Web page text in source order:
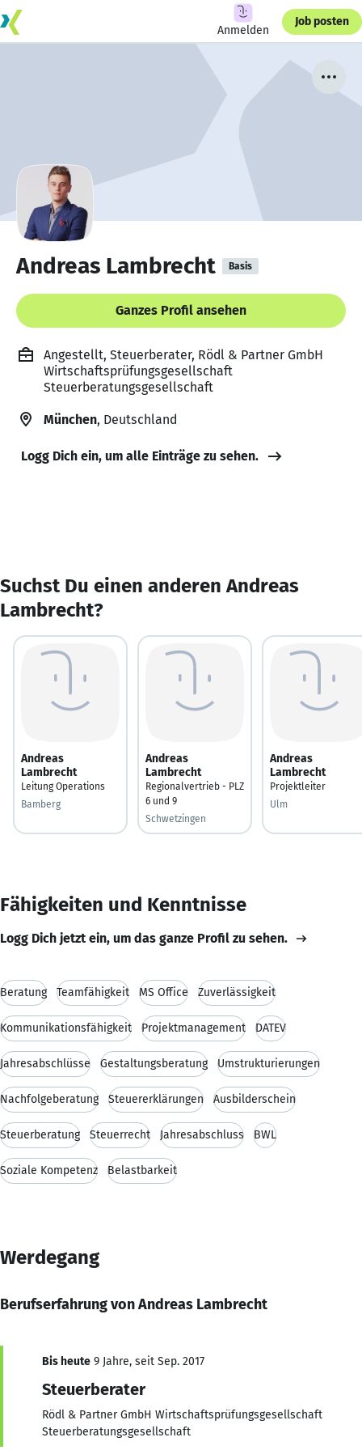
Anmelden
Job posten
Andreas Lambrecht Basis
Ganzes Profil ansehen
Angestellt, Steuerberater, Rödl & Partner GmbH
Wirtschaftsprüfungsgesellschaft
Steuerberatungsgesellschaft
München, Deutschland
Logg Dich ein, um alle Einträge zu sehen.
Suchst Du einen anderen Andreas
Lambrecht?
Andreas
Lambrecht
Leitung Operations
Bamberg
Andreas
Lambrecht
Regionalvertrieb - PLZ
6 und 9
Schwetzingen
Andreas
Lambrecht
Projektleiter
Ulm
Fähigkeiten und Kenntnisse
Logg Dich jetzt ein, um das ganze Profil zu sehen.
Beratung Teamfähigkeit MS Office Zuverlässigkeit
Kommunikationsfähigkeit Projektmanagement DATEV
Jahresabschlüsse Gestaltungsberatung Umstrukturierungen
Nachfolgeberatung Steuererklärungen Ausbilderschein
Steuerberatung Steuerrecht Jahresabschluss BWL
Soziale Kompetenz Belastbarkeit
Werdegang
Berufserfahrung von Andreas Lambrecht
Bis heute 9 Jahre, seit Sep. 2017
Steuerberater
Rödl & Partner GmbH Wirtschaftsprüfungsgesellschaft
Steuerberatungsgesellschaft